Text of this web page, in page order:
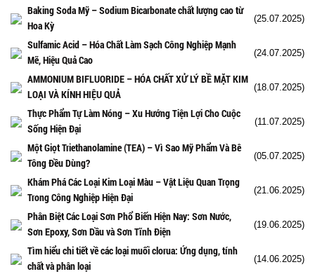
Baking Soda Mỹ – Sodium Bicarbonate chất lượng cao từ
Hoa Kỳ
(25.07.2025)
Sulfamic Acid – Hóa Chất Làm Sạch Công Nghiệp Mạnh
Mẽ, Hiệu Quả Cao
(24.07.2025)
AMMONIUM BIFLUORIDE – HÓA CHẤT XỬ LÝ BỀ MẶT KIM
LOẠI VÀ KÍNH HIỆU QUẢ
(18.07.2025)
Thực Phẩm Tự Làm Nóng – Xu Hướng Tiện Lợi Cho Cuộc
Sống Hiện Đại
(11.07.2025)
Một Giọt Triethanolamine (TEA) – Vì Sao Mỹ Phẩm Và Bê
Tông Đều Dùng?
(05.07.2025)
Khám Phá Các Loại Kim Loại Màu – Vật Liệu Quan Trọng
Trong Công Nghiệp Hiện Đại
(21.06.2025)
Phân Biệt Các Loại Sơn Phổ Biến Hiện Nay: Sơn Nước,
Sơn Epoxy, Sơn Dầu và Sơn Tĩnh Điện
(19.06.2025)
Tìm hiểu chi tiết về các loại muối clorua: Ứng dụng, tính
chất và phân loại
(14.06.2025)